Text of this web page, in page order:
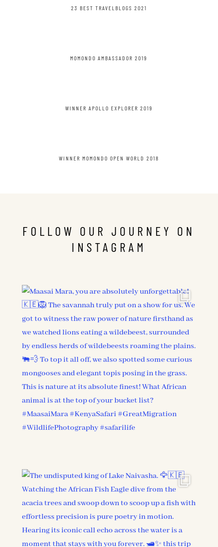
23 BEST TRAVELBLOGS 2021
MOMONDO AMBASSADOR 2019
WINNER APOLLO EXPLORER 2019
WINNER MOMONDO OPEN WORLD 2018
FOLLOW OUR JOURNEY ON
INSTAGRAM